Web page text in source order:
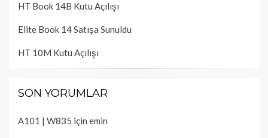
HT Book 14B Kutu Açılışı
Elite Book 14 Satışa Sunuldu
HT 10M Kutu Açılışı
SON YORUMLAR
A101 | W835 için emin